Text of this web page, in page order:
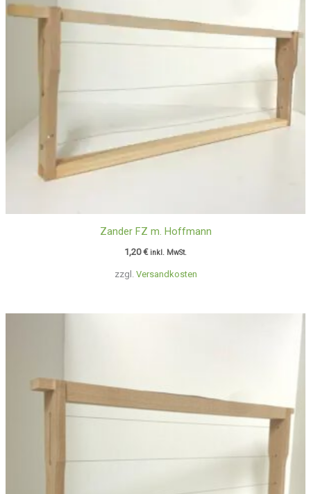
zzgl. Versandkosten
Zander FZ m. Hoffmann
1,20€ inkl. MwSt.